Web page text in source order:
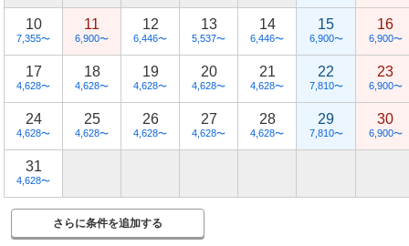
10
7,355〜
11
6,900〜
12
6,446〜
13
5,537〜
14
6,446〜
15
6,900〜
16
6,900〜
17
4,628〜
18
4,628〜
19
4,628〜
20
4,628〜
21
4,628〜
22
7,810〜
23
6,900〜
24
4,628〜
25
4,628〜
26
4,628〜
27
4,628〜
28
4,628〜
29
7,810〜
30
6,900〜
31
4,628〜
さらに条件を追加する